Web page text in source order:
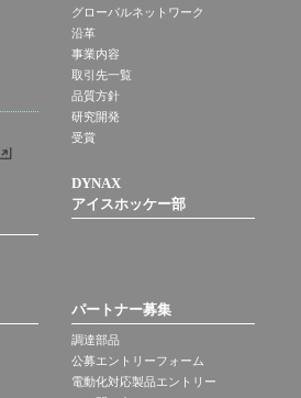
グローバルネットワーク
沿革
事業内容
取引先一覧
品質方針
研究開発
受賞
DYNAX
アイスホッケー部
パートナー募集
調達部品
公募エントリーフォーム
電動化対応製品エントリー